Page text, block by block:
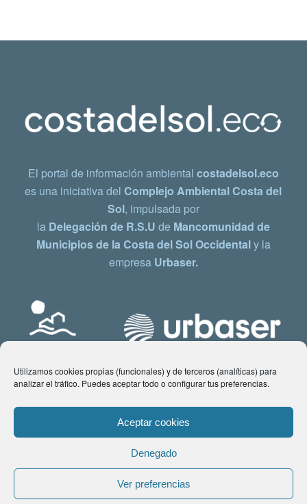
Utilizamos cookies propias (funcionales) y de terceros (analíticas) para
analizar el tráfico. Puedes aceptar todo o configurar tus preferencias.
Aceptar cookies
Denegado
Ver preferencias
El portal de información ambiental costadelsol.eco
es una iniciativa delComplejo Ambiental Costa del
Sol, impulsada por
la Delegación de R.S.U de Mancomunidad de
Municipios de la Costa del Sol Occidentaly la
empresa Urbaser.
© Copyright 2021 www.costadelsol.eco. Todos los derechos reservados |
Aviso legal|Política de privacidad|Política de Cookies| Contacto: